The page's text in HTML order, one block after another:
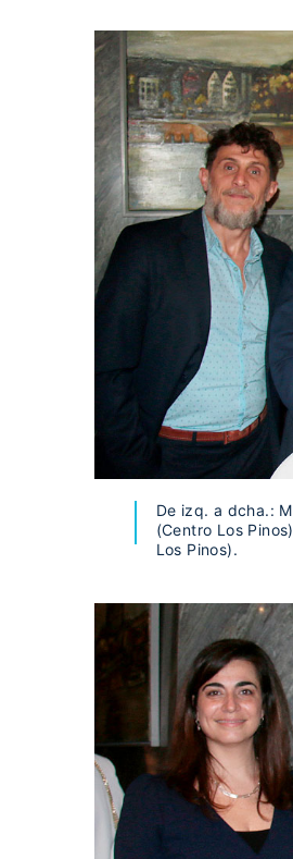
De izq. a dcha.:
(Centro Los
Los Pinos).